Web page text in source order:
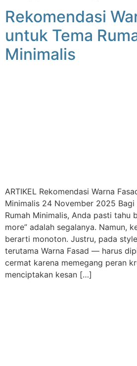
Rekomendasi
untuk Tema
Minimalis
ARTIKEL Rekomendasi Warna
Minimalis 24 November 2025
Rumah Minimalis, Anda pasti tahu
more” adalah segalanya. Namun,
berarti monoton. Justru, pada
terutama Warna Fasad — harus
cermat karena memegang peran
menciptakan kesan […]